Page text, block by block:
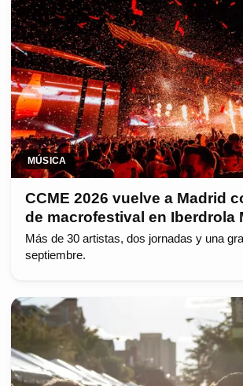
MÚSICA
CCME 2026 vuelve a Madrid
de macrofestival en Iberdrola
Más de 30 artistas, dos jornadas y una
septiembre.